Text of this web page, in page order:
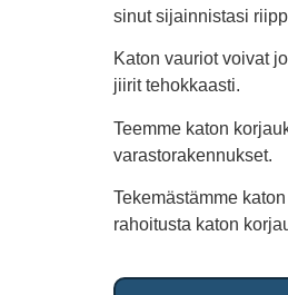
sinut sijainnistasi
Katon vauriot voivat
jiirit tehokkaasti.
Teemme katon
varastorakennukset.
Tekemästämme
rahoitusta katon